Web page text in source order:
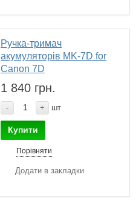
Ручка-тримач
акумуляторів MK-7D for
Canon 7D
1 840 грн.
- + шт
Купити
Порівняти
Додати в закладки